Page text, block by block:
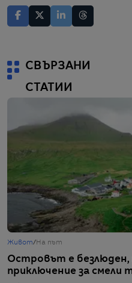
СВЪРЗАНИ
СТАТИИ
Живот/ На път
Островът е
приключение за смели